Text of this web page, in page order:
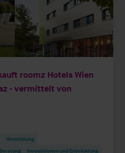
roomz Hotels Wien
- vermittelt von
Vermittlung
Beratung Investitionen und Entwicklung